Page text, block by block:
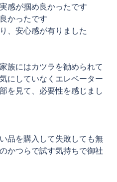
感が掴め良かったです
かったです
、安心感が有りました
族にはカツラを勧められて
にしていなくエレベーター
を見て、必要性を感じまし
品を購入して失敗しても無
かつらで試す気持ちで御社